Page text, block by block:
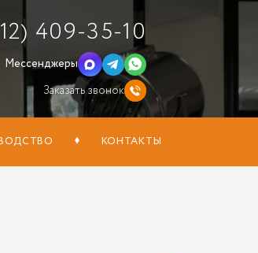
409-35-10
Мессенджеры
Заказать звонок
КОНТАКТЫ